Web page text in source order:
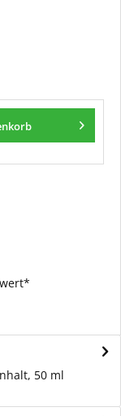
50 ml